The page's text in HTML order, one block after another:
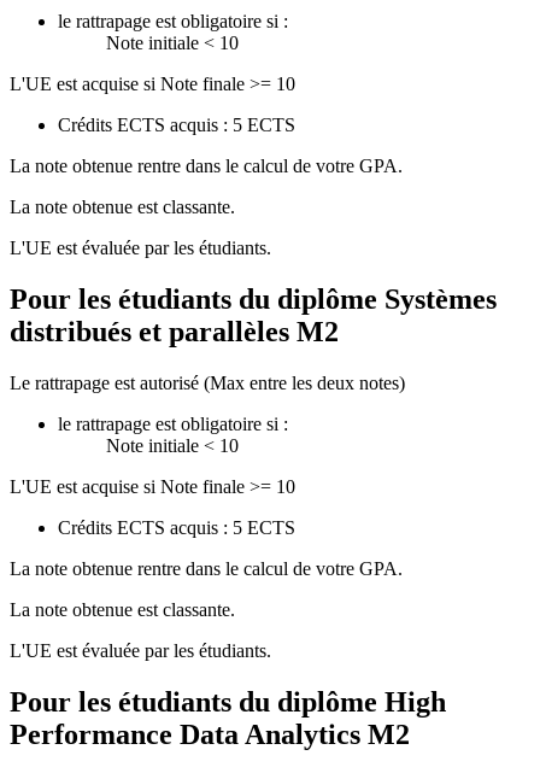
le rattrapage est obligatoire si :
Note initiale < 10
L'UE est acquise si Note finale >= 10
Crédits ECTS acquis : 5 ECTS
La note obtenue rentre dans le calcul de votre GPA.
La note obtenue est classante.
L'UE est évaluée par les étudiants.
Pour les étudiants du diplôme Systèmes
distribués et parallèles M2
Le rattrapage est autorisé (Max entre les deux notes)
le rattrapage est obligatoire si :
Note initiale < 10
L'UE est acquise si Note finale >= 10
Crédits ECTS acquis : 5 ECTS
La note obtenue rentre dans le calcul de votre GPA.
La note obtenue est classante.
L'UE est évaluée par les étudiants.
Pour les étudiants du diplôme High
Performance Data Analytics M2